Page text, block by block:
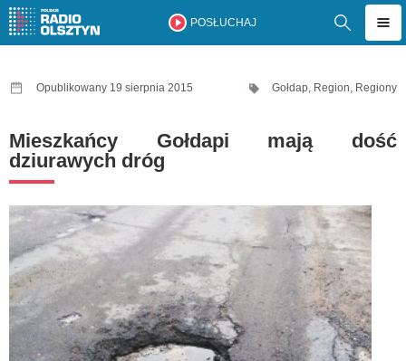
POSŁUCHAJ
Opublikowany 19 sierpnia 2015 Gołdap, Region, Regiony
Mieszkańcy Gołdapi mają dość
dziurawych dróg